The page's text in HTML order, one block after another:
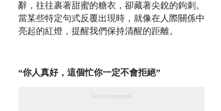
辭，往往裹著甜蜜的糖衣，卻藏著尖銳的鉤刺。
當某些特定句式反覆出現時，就像在人際關係中
亮起的紅燈，提醒我們保持清醒的距離。
“你人真好，這個忙你一定不會拒絕”
Advertisements